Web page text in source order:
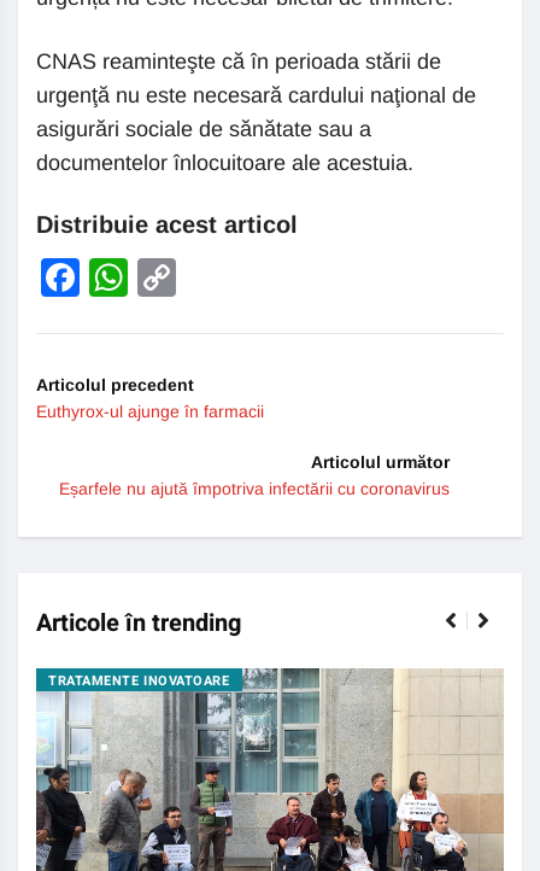
CNAS reaminteşte că în perioada stării de
urgenţă nu este necesară cardului naţional de
asigurări sociale de sănătate sau a
documentelor înlocuitoare ale acestuia.
Distribuie acest articol
Facebook
WhatsApp
Articolul precedent
Euthyrox-ul ajunge în farmacii
Articolul următor
Eșarfele nu ajută împotriva infectării cu coronavirus
Articole în trending
TRATAMENTE INOVATOARE